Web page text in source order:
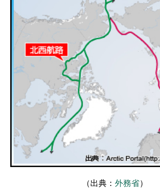
（出典： 外務省）